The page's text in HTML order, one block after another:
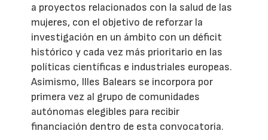
a proyectos relacionados con la salud de las
mujeres, con el objetivo de reforzar la
investigación en un ámbito con un déficit
histórico y cada vez más prioritario en las
políticas científicas e industriales europeas.
Asimismo, Illes Balears se incorpora por
primera vez al grupo de comunidades
autónomas elegibles para recibir
financiación dentro de esta convocatoria.